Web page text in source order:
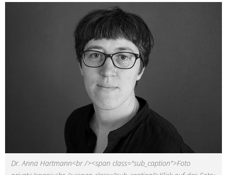
Dr. Anna Hartmann<br /><span class="sub_caption">Foto